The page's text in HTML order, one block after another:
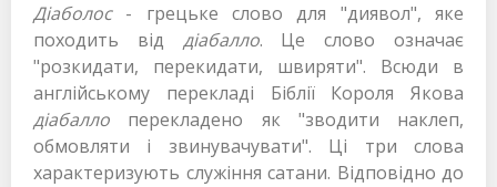
Діаболос- грецьке слово для "диявол", яке
походить від діабалло. Це слово означає
"розкидати, перекидати, швиряти". Всюди в
англійському перекладі Біблії Короля Якова
діабалло перекладено як "зводити наклеп,
обмовляти і звинувачувати". Ці три слова
характеризують служіння сатани. Відповідно до